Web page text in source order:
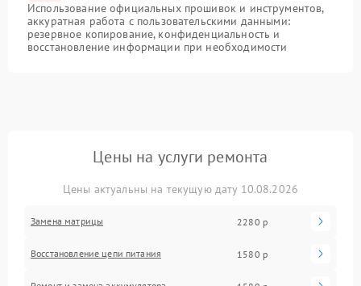
Использование официальных прошивок и инструментов,
аккуратная работа с пользовательскими данными:
резервное копирование, конфиденциальность и
восстановление информации при необходимости
Цены на услуги ремонта
Цены актуальны на текущую дату 10.08.2026
Замена матрицы 2280 р
Восстановление цепи питания 1580 р